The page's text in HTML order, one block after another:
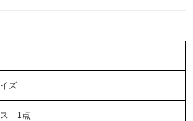
ズ
ス 1点